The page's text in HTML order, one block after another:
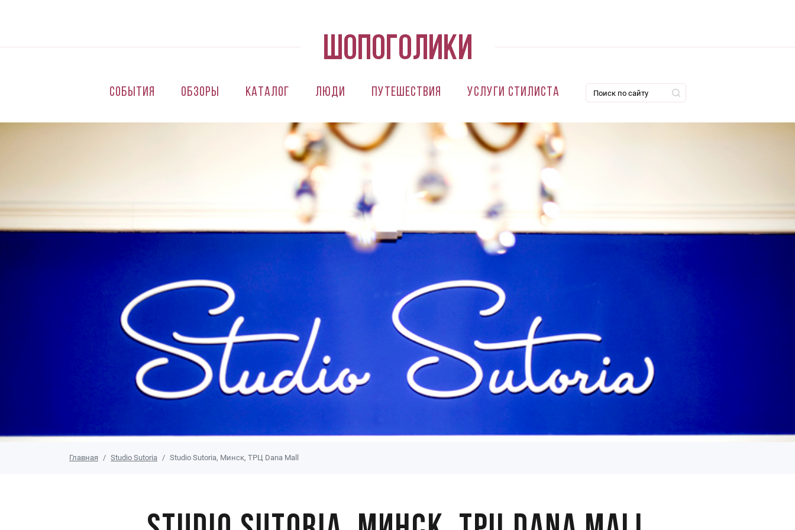
События Обзоры Каталог Люди Путешествия Услуги стилиста
Главная Studio Sutoria Studio Sutoria, Минск, ТРЦ Dana Mall